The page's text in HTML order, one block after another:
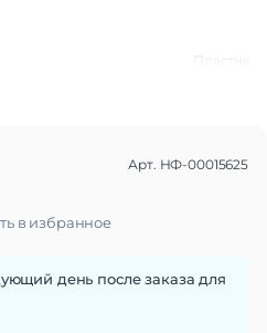
242x102x13.9 мм
Арт. НФ-00015625
в избранное
день после заказа для